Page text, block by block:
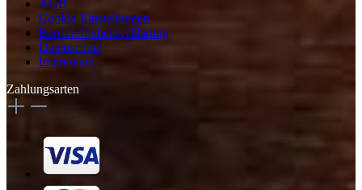
AGB
Cookie-Einstellungen
Barrierefreiheitserklärung
Datenschutz
Impressum
Zahlungsarten